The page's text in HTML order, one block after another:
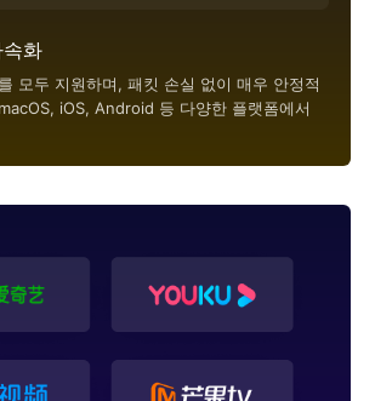
화
모두 지원하며, 패킷 손실 없이 매우 안정적
iOS, Android 등 다양한 플랫폼에서